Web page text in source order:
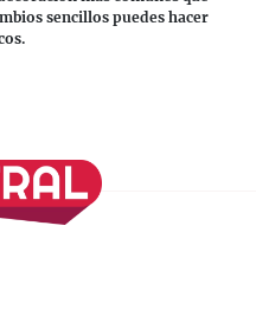
sencillos puedes hacer